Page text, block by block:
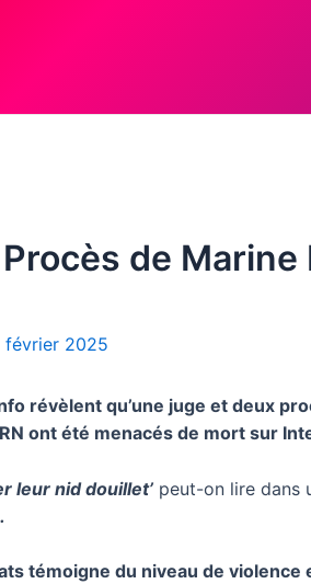
de
février 2025
révèlent qu’une juge et deux
ont été menacés de mort sur
leur nid douillet’ peut-on lire dans
témoigne du niveau de